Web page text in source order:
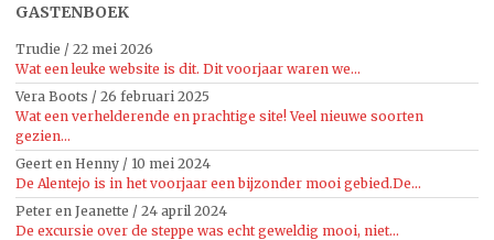
GASTENBOEK
Trudie / 22 mei 2026
Wat een leuke website is dit. Dit voorjaar waren we...
Vera Boots / 26 februari 2025
Wat een verhelderende en prachtige site! Veel nieuwe soorten
gezien...
Geert en Henny / 10 mei 2024
De Alentejo is in het voorjaar een bijzonder mooi gebied.De...
Peter en Jeanette / 24 april 2024
De excursie over de steppe was echt geweldig mooi, niet...